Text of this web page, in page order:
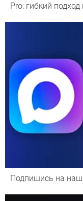
Pro: гибкий подход
Подпишись на